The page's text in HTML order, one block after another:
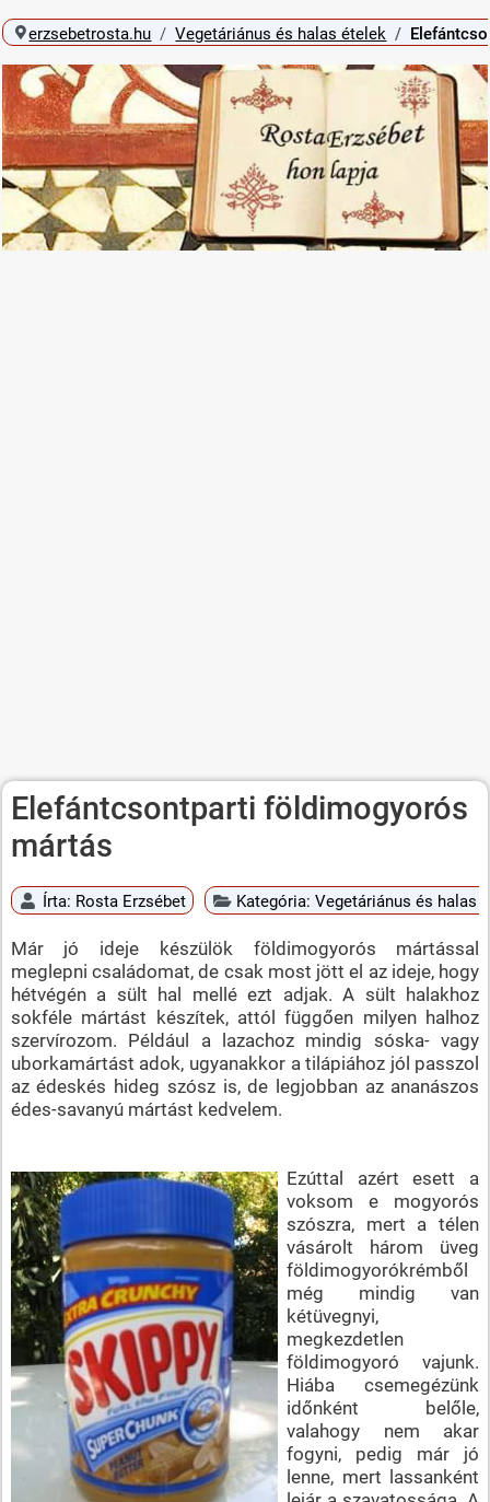
erzsebetrosta.hu Vegetáriánus és halas ételek
Elefántcsontparti földimogyorós
mártás
Írta: Rosta Erzsébet Kategória:Vegetáriánus és halas
Már jó ideje készülök földimogyorós mártással
meglepni családomat, de csak most jött el az ideje, hogy
hétvégén a sült hal mellé ezt adjak. A sült halakhoz
sokféle mártást készítek, attól függően milyen halhoz
szervírozom. Például a lazachoz mindig sóska- vagy
uborkamártást adok, ugyanakkor a tilápiához jól passzol
az édeskés hideg szósz is, de legjobban az ananászos
édes-savanyú mártást kedvelem.
Ezúttal azért esett a
voksom e mogyorós
szószra, mert a télen
vásárolt három üveg
földimogyorókrémből
még mindig van
kétüvegnyi,
megkezdetlen
földimogyoró vajunk.
Hiába csemegézünk
időnként belőle,
valahogy nem akar
fogyni, pedig már jó
lenne, mert lassanként